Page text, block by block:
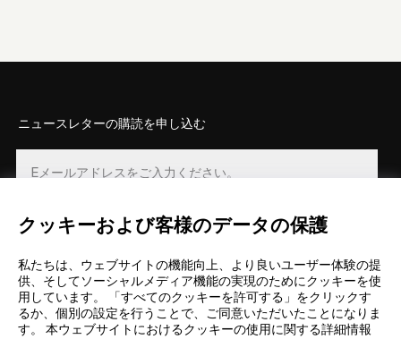
クッキーおよび客様のデータの保護
私たちは、ウェブサイトの機能向上、より良いユーザー体験の提
供、そしてソーシャルメディア機能の実現のためにクッキーを使
用しています。 「すべてのクッキーを許可する」をクリックす
るか、個別の設定を行うことで、ご同意いただいたことになりま
す。 本ウェブサイトにおけるクッキーの使用に関する詳細情報
ニュースレターの購読を申し込む
登録